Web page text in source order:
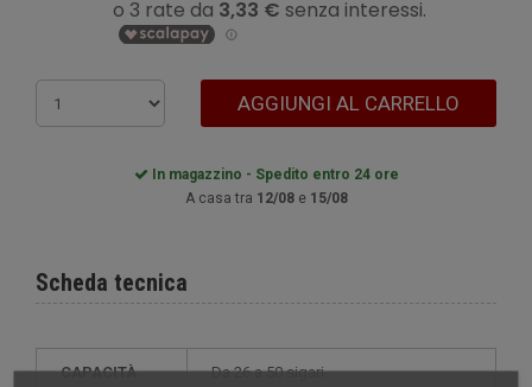
AGGIUNGI AL CARRELLO
In magazzino - Spedito entro 24 ore
A casa tra 12/08e 15/08
Scheda tecnica
CAPACITÀ da 26 a 50 sigari